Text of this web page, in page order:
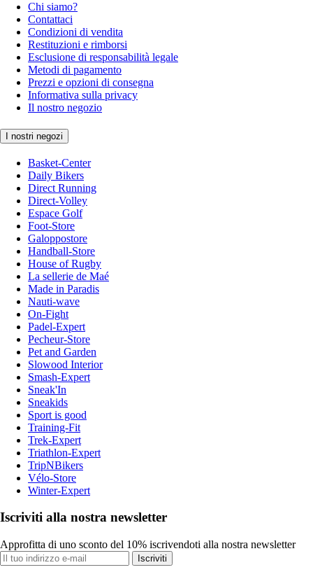
Chi siamo?
Contattaci
Condizioni di vendita
Restituzioni e rimborsi
Esclusione di responsabilità legale
Metodi di pagamento
Prezzi e opzioni di consegna
Informativa sulla privacy
Il nostro negozio
I nostri negozi
Basket-Center
Daily Bikers
Direct Running
Direct-Volley
Espace Golf
Foot-Store
Galoppostore
Handball-Store
House of Rugby
La sellerie de Maé
Made in Paradis
Nauti-wave
On-Fight
Padel-Expert
Pecheur-Store
Pet and Garden
Slowood Interior
Smash-Expert
Sneak'In
Sneakids
Sport is good
Training-Fit
Trek-Expert
Triathlon-Expert
TripNBikers
Vélo-Store
Winter-Expert
Iscriviti alla nostra newsletter
Approfitta di uno sconto del 10% iscrivendoti alla nostra newsletter
Iscriviti